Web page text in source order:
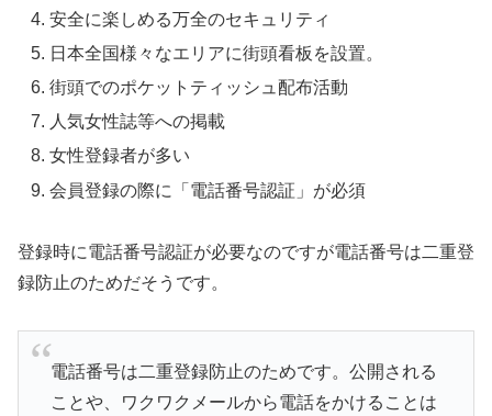
安全に楽しめる万全のセキュリティ
日本全国様々なエリアに街頭看板を設置。
街頭でのポケットティッシュ配布活動
人気女性誌等への掲載
女性登録者が多い
会員登録の際に「電話番号認証」が必須
登録時に電話番号認証が必要なのですが電話番号は二重登
録防止のためだそうです。
電話番号は二重登録防止のためです。公開される
ことや、ワクワクメールから電話をかけることは